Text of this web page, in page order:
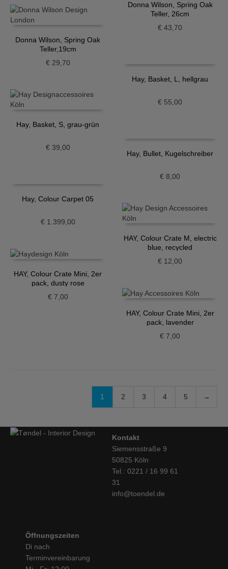
Donna Wilson, Spring Oak
Teller, 26cm
€ 43,70
Donna Wilson, Spring Oak
Teller,19cm
€29,70
Hay, Basket, L, hellgrau
€ 55,00
Hay, Basket, S, grau-grün
€39,00
Hay, Bullet, Kugelschreiber
€ 8,00
Hay, Colour Carpet 05
€1.399,00
HAY, Colour Crate M, electric
blue, recycled
€ 12,00
HAY, Colour Crate Mini, 2er
pack, dusty rose
€7,00
HAY, Colour Crate Mini, 2er
pack, lavender
€ 7,00
1 2 3 4 5 →
Kontakt
Siemensstraße 9
50825 Köln
Tel.: 0221 / 16 99 61
31
info@toendel.de
Öffnungszeiten
Di nach
Terminvereinbarung